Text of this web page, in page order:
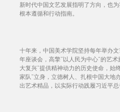
新时代中国文艺发展指明了方向，也
根本遵循和行动指南。
十年来，中国美术学院坚持每年举办
年座谈会，高擎“以人民为中心”的艺
大复兴”提供精神动力的历史使命，始
家队”立身，立德树人、扎根中国大地
出艺术精品，以实际行动践履习近平总